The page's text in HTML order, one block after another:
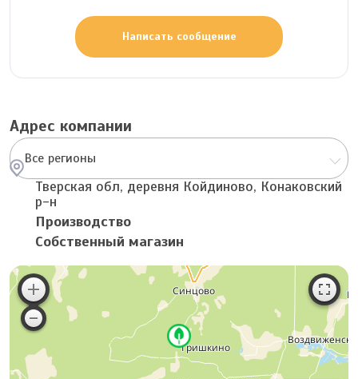
Написать сообщение
Адрес компании
Все регионы
Тверская обл, деревня Койдиново, Конаковский
р-н
Производство
Собственный магазин